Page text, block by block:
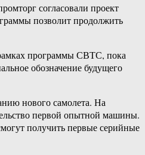
согласовали проект
позволит продолжить
программы СВТС, пока
обозначение будущего
нового самолета. На
первой опытной машины.
получить первые серийные